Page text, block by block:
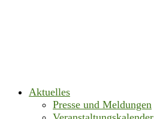
Aktuelles
Presse und Meldungen